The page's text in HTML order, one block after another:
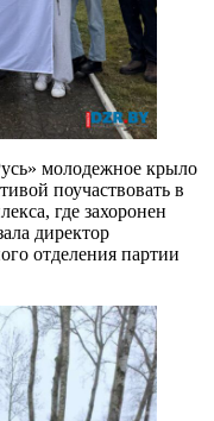
молодежное крыло
поучаствовать в
где захоронен
директор
отделения партии